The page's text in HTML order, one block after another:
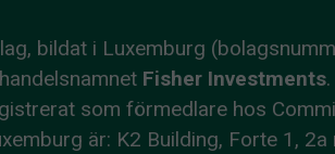
bildat i Luxemburg
Fisher Investments
som förmedlare hos
är: K2 Building, Forte 1,